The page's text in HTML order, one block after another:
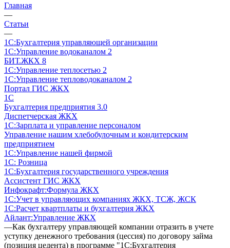
Главная
—
Статьи
—
1С:Бухгалтерия управляющей организации
1С:Управление водоканалом 2
БИТ.ЖКХ 8
1С:Управление теплосетью 2
1С:Управление тепловодоканалом 2
Портал ГИС ЖКХ
1С
Бухгалтерия предприятия 3.0
Диспетчерская ЖКХ
1С:Зарплата и управление персоналом
Управление нашим хлебобулочным и кондитерским
предприятием
1С:Управление нашей фирмой
1С: Розница
1С:Бухгалтерия государственного учреждения
Ассистент ГИС ЖКХ
Инфокрафт:Формула ЖКХ
1С:Учет в управляющих компаниях ЖКХ, ТСЖ, ЖСК
1С:Расчет квартплаты и бухгалтерия ЖКХ
Айлант:Управление ЖКХ
—Как бухгалтеру управляющей компании отразить в учете
уступку денежного требования (цессия) по договору займа
(позиция цедента) в программе "1С:Бухгалтерия